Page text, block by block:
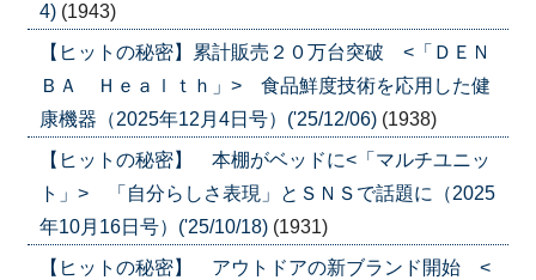
4) (1943)
【ヒットの秘密】累計販売２０万台突破 <「ＤＥＮ
ＢＡ Ｈｅａｌｔｈ」> 食品鮮度技術を応用した健
康機器（2025年12月4日号）('25/12/06) (1938)
【ヒットの秘密】 本棚がベッドに<「マルチユニッ
ト」> 「自分らしさ表現」とＳＮＳで話題に（2025
年10月16日号）('25/10/18) (1931)
【ヒットの秘密】 アウトドアの新ブランド開始 <